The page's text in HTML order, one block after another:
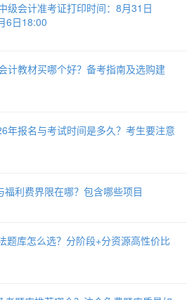
级会计准考证打印时间：8月31日
6日18:00
计教材买哪个好？备考指南及选购建
年报名与考试时间是多久？考生要注意
福利费界限在哪？包含哪些项目
题库怎么选？分阶段+分资源高性价比